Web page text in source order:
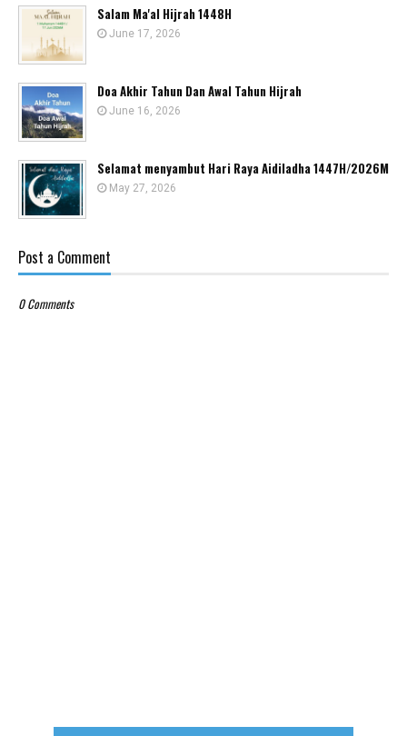
Salam Ma'al Hijrah 1448H
June 17, 2026
Doa Akhir Tahun Dan Awal Tahun Hijrah
June 16, 2026
Selamat menyambut Hari Raya Aidiladha 1447H/2026M
May 27, 2026
Post a Comment
0 Comments